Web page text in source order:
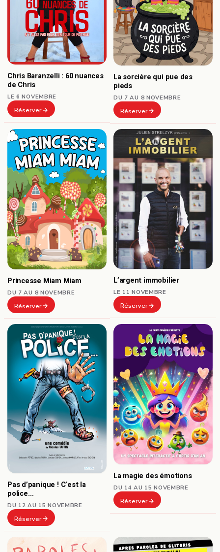
Chris Baranzelli : 60 nuances
de Chris
LE 6 NOVEMBRE
Réserver
La sorcière qui pue des
pieds
DU 7 AU 8 NOVEMBRE
Réserver
Princesse Miam Miam
DU 7 AU 8 NOVEMBRE
Réserver
L’argent immobilier
LE 11 NOVEMBRE
Réserver
Pas d’panique ! C’est la
police…
DU 12 AU 15 NOVEMBRE
Réserver
La magie des émotions
DU 14 AU 15 NOVEMBRE
Réserver